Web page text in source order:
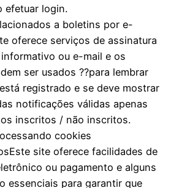
efetuar login.
a boletins por e-
oferece serviços de assinatura
ou e-mail e os
ser usados ??para lembrar
registrado e se deve mostrar
notificações válidas apenas
inscritos / não inscritos.
cookies
site oferece facilidades de
ou pagamento e alguns
essenciais para garantir que